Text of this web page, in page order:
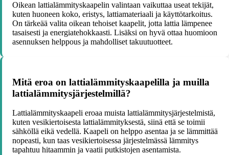
Oikean lattialämmityskaapelin valintaan vaikuttaa useat tekijät,
kuten huoneen koko, eristys, lattiamateriaali ja käyttötarkoitus.
On tärkeää valita oikean tehoiset kaapelit, jotta lattia lämpenee
tasaisesti ja energiatehokkaasti. Lisäksi on hyvä ottaa huomioon
asennuksen helppous ja mahdolliset takuutuotteet.
Mitä eroa on lattialämmityskaapelilla ja muilla
lattialämmitysjärjestelmillä?
Lattialämmityskaapeli eroaa muista lattialämmitysjärjestelmistä,
kuten vesikiertoisesta lattialämmityksestä, siinä että se toimii
sähköllä eikä vedellä. Kaapeli on helppo asentaa ja se lämmittää
nopeasti, kun taas vesikiertoisessa järjestelmässä lämmitys
tapahtuu hitaammin ja vaatii putkistojen asentamista.